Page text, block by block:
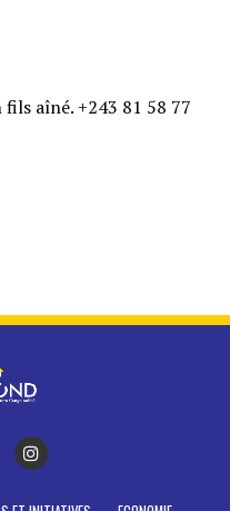
fils aîné. +243 81 58 77